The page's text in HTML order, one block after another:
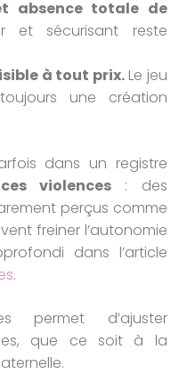
absence totale de
et sécurisant reste
à tout prix.Le jeu
une création
dans un registre
violences : des
perçus comme
freiner l’autonomie
dans l’article
.
permet d’ajuster
que ce soit à la